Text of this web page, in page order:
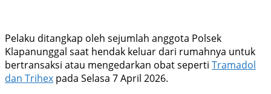
Pelaku ditangkap oleh sejumlah anggota Polsek
Klapanunggal saat hendak keluar dari rumahnya untuk
bertransaksi atau mengedarkan obat seperti Tramadol
dan Trihex pada Selasa 7 April 2026.